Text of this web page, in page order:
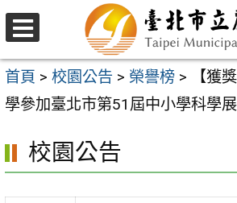
跳
至
主
要
容
區
選
單
首頁 > 校園公告 > 榮譽榜 >
【獲
學參加臺北市第51屆中小學科學
校園公告